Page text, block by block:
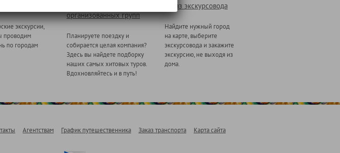
экскурсии,
проводим
по городам
организованных групп
Планируете поездку и
собирается целая компания?
Здесь вы найдете подборку
наших самых хитовых туров.
Вдохновляйтесь и в путь!
Заказ экскурсовода
Найдите нужный город
на карте, выберите
экскурсовода и закажите
экскурсию, не выходя из
дома.
Агентствам График путешественника Заказ транспорта Карта сайта